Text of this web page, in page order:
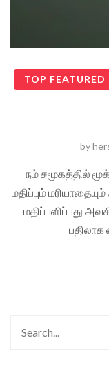
TOP FEATURED
by
நம் சமூகத்தில்
மதிப்பும்
மதிப்பளிப்பது